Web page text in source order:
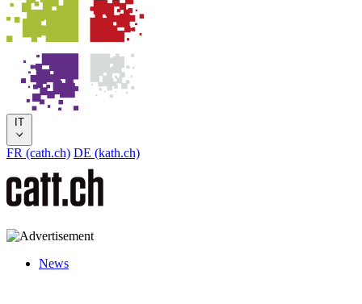
IT
FR (cath.ch) DE (kath.ch)
News